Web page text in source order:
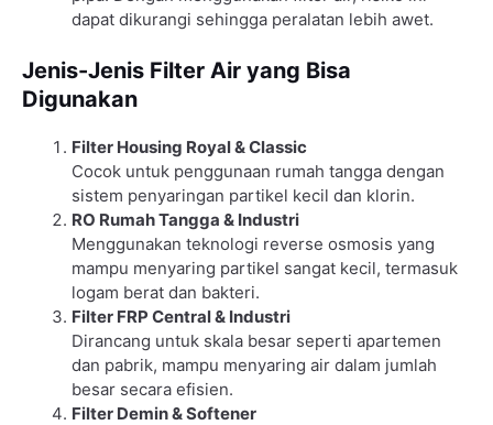
dapat dikurangi sehingga peralatan lebih awet.
Jenis-Jenis Filter Air yang Bisa
Digunakan
Filter Housing Royal & Classic
Cocok untuk penggunaan rumah tangga dengan
sistem penyaringan partikel kecil dan klorin.
RO Rumah Tangga & Industri
Menggunakan teknologi reverse osmosis yang
mampu menyaring partikel sangat kecil, termasuk
logam berat dan bakteri.
Filter FRP Central & Industri
Dirancang untuk skala besar seperti apartemen
dan pabrik, mampu menyaring air dalam jumlah
besar secara efisien.
Filter Demin & Softener